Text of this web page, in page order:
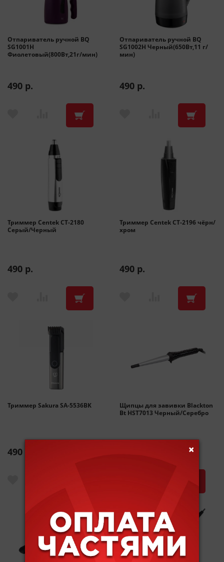
×
Отпариватель ручной BQ
SG1001H
Фиолетовый(800Вт,21г/мин)
490 р.
Отпариватель ручной BQ
SG1002H Черный(650Вт,11 г/
мин)
490 р.
Триммер Centek CT-2180
Серый/Черный
490 р.
Триммер Centek CT-2196 чёрн/
хром
490 р.
Триммер Sakura SA-5536BK
490 р.
Щипцы для завивки Blackton
Bt HST7013 Черный/Серебро